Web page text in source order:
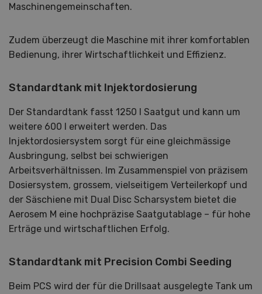
Maschinengemeinschaften.
Zudem überzeugt die Maschine mit ihrer komfortablen
Bedienung, ihrer Wirtschaftlichkeit und Effizienz.
Standardtank mit Injektordosierung
Der Standardtank fasst 1250 l Saatgut und kann um
weitere 600 l erweitert werden. Das
Injektordosiersystem sorgt für eine gleichmässige
Ausbringung, selbst bei schwierigen
Arbeitsverhältnissen. Im Zusammenspiel von präzisem
Dosiersystem, grossem, vielseitigem Verteilerkopf und
der Säschiene mit Dual Disc Scharsystem bietet die
Aerosem M eine hochpräzise Saatgutablage – für hohe
Erträge und wirtschaftlichen Erfolg.
Standardtank mit Precision Combi Seeding
Beim PCS wird der für die Drillsaat ausgelegte Tank um